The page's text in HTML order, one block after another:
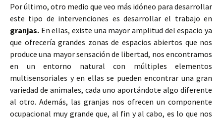
Por último, otro medio que veo más idóneo para desarrollar
este tipo de intervenciones es desarrollar el trabajo en
granjas. En ellas, existe una mayor amplitud del espacio ya
que ofrecería grandes zonas de espacios abiertos que nos
produce una mayor sensación de libertad, nos encontramos
en un entorno natural con múltiples elementos
multisensoriales y en ellas se pueden encontrar una gran
variedad de animales, cada uno aportándote algo diferente
al otro. Además, las granjas nos ofrecen un componente
ocupacional muy grande que, al fin y al cabo, es lo que nos